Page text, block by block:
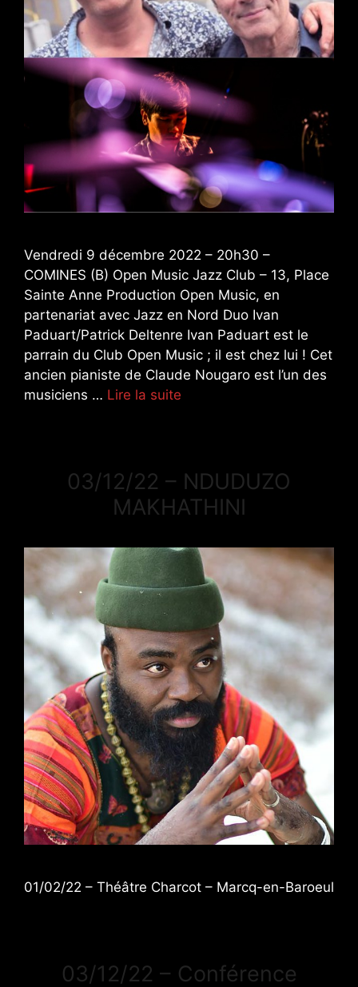
Vendredi 9 décembre 2022 – 20h30 –
COMINES (B) Open Music Jazz Club – 13, Place
Sainte Anne Production Open Music, en
partenariat avec Jazz en Nord Duo Ivan
Paduart/Patrick Deltenre Ivan Paduart est le
parrain du Club Open Music ; il est chez lui ! Cet
ancien pianiste de Claude Nougaro est l’un des
musiciens … Lire la suite
03/12/22 – NDUDUZO
MAKHATHINI
01/02/22 – Théâtre Charcot – Marcq-en-Baroeul
03/12/22 – Conférence